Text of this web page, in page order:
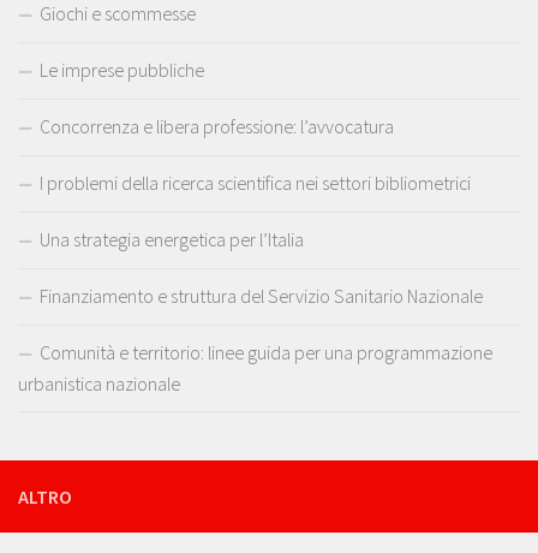
Giochi e scommesse
Le imprese pubbliche
Concorrenza e libera professione: l’avvocatura
I problemi della ricerca scientifica nei settori bibliometrici
Una strategia energetica per l’Italia
Finanziamento e struttura del Servizio Sanitario Nazionale
Comunità e territorio: linee guida per una programmazione
urbanistica nazionale
ALTRO